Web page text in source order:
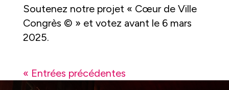
Soutenez notre projet « Cœur de Ville
Congrès © » et votez avant le 6 mars
2025.
« Entrées précédentes